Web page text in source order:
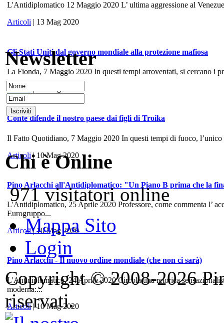
L'Antidiplomatico 12 Maggio 2020 L’ ultima aggressione al
Articoli | 13 Mag 2020
Gli Stati Uniti dal governo mondiale alla protezione mafiosa
La Fionda, 7 Maggio 2020 In questi tempi arroventati, si cercano i
Articoli
Conte difende il nostro paese dai figli di Troika
Il Fatto Quotidiano, 7 Maggio 2020 In questi tempi di fuoco,
Articoli| 10 Mag 2020
Pino Arlacchi all'Antidiplomatico: "Un Piano B prima che la
L'Antidiplomatico, 25 Aprile 2020 Professore, come commenta l’
Eurogruppo...
Articoli| 10 Mag 2020
Pino Arlacchi - Il nuovo ordine mondiale (che non ci sarà)
L'Antidiplomatico, 24 Aprile 2020 Circola una retorica
moderna:...
Articoli| 10 Mag 2020
Newsletter
Chi è Online
971 visitatori online
Mappa Sito
Login
Copyright © 2008-2026
riservati.